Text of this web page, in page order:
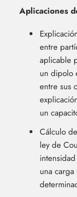
Aplicaciones
entre
aplicable
un dipolo
entre sus
un
Cálculo
ley de
una